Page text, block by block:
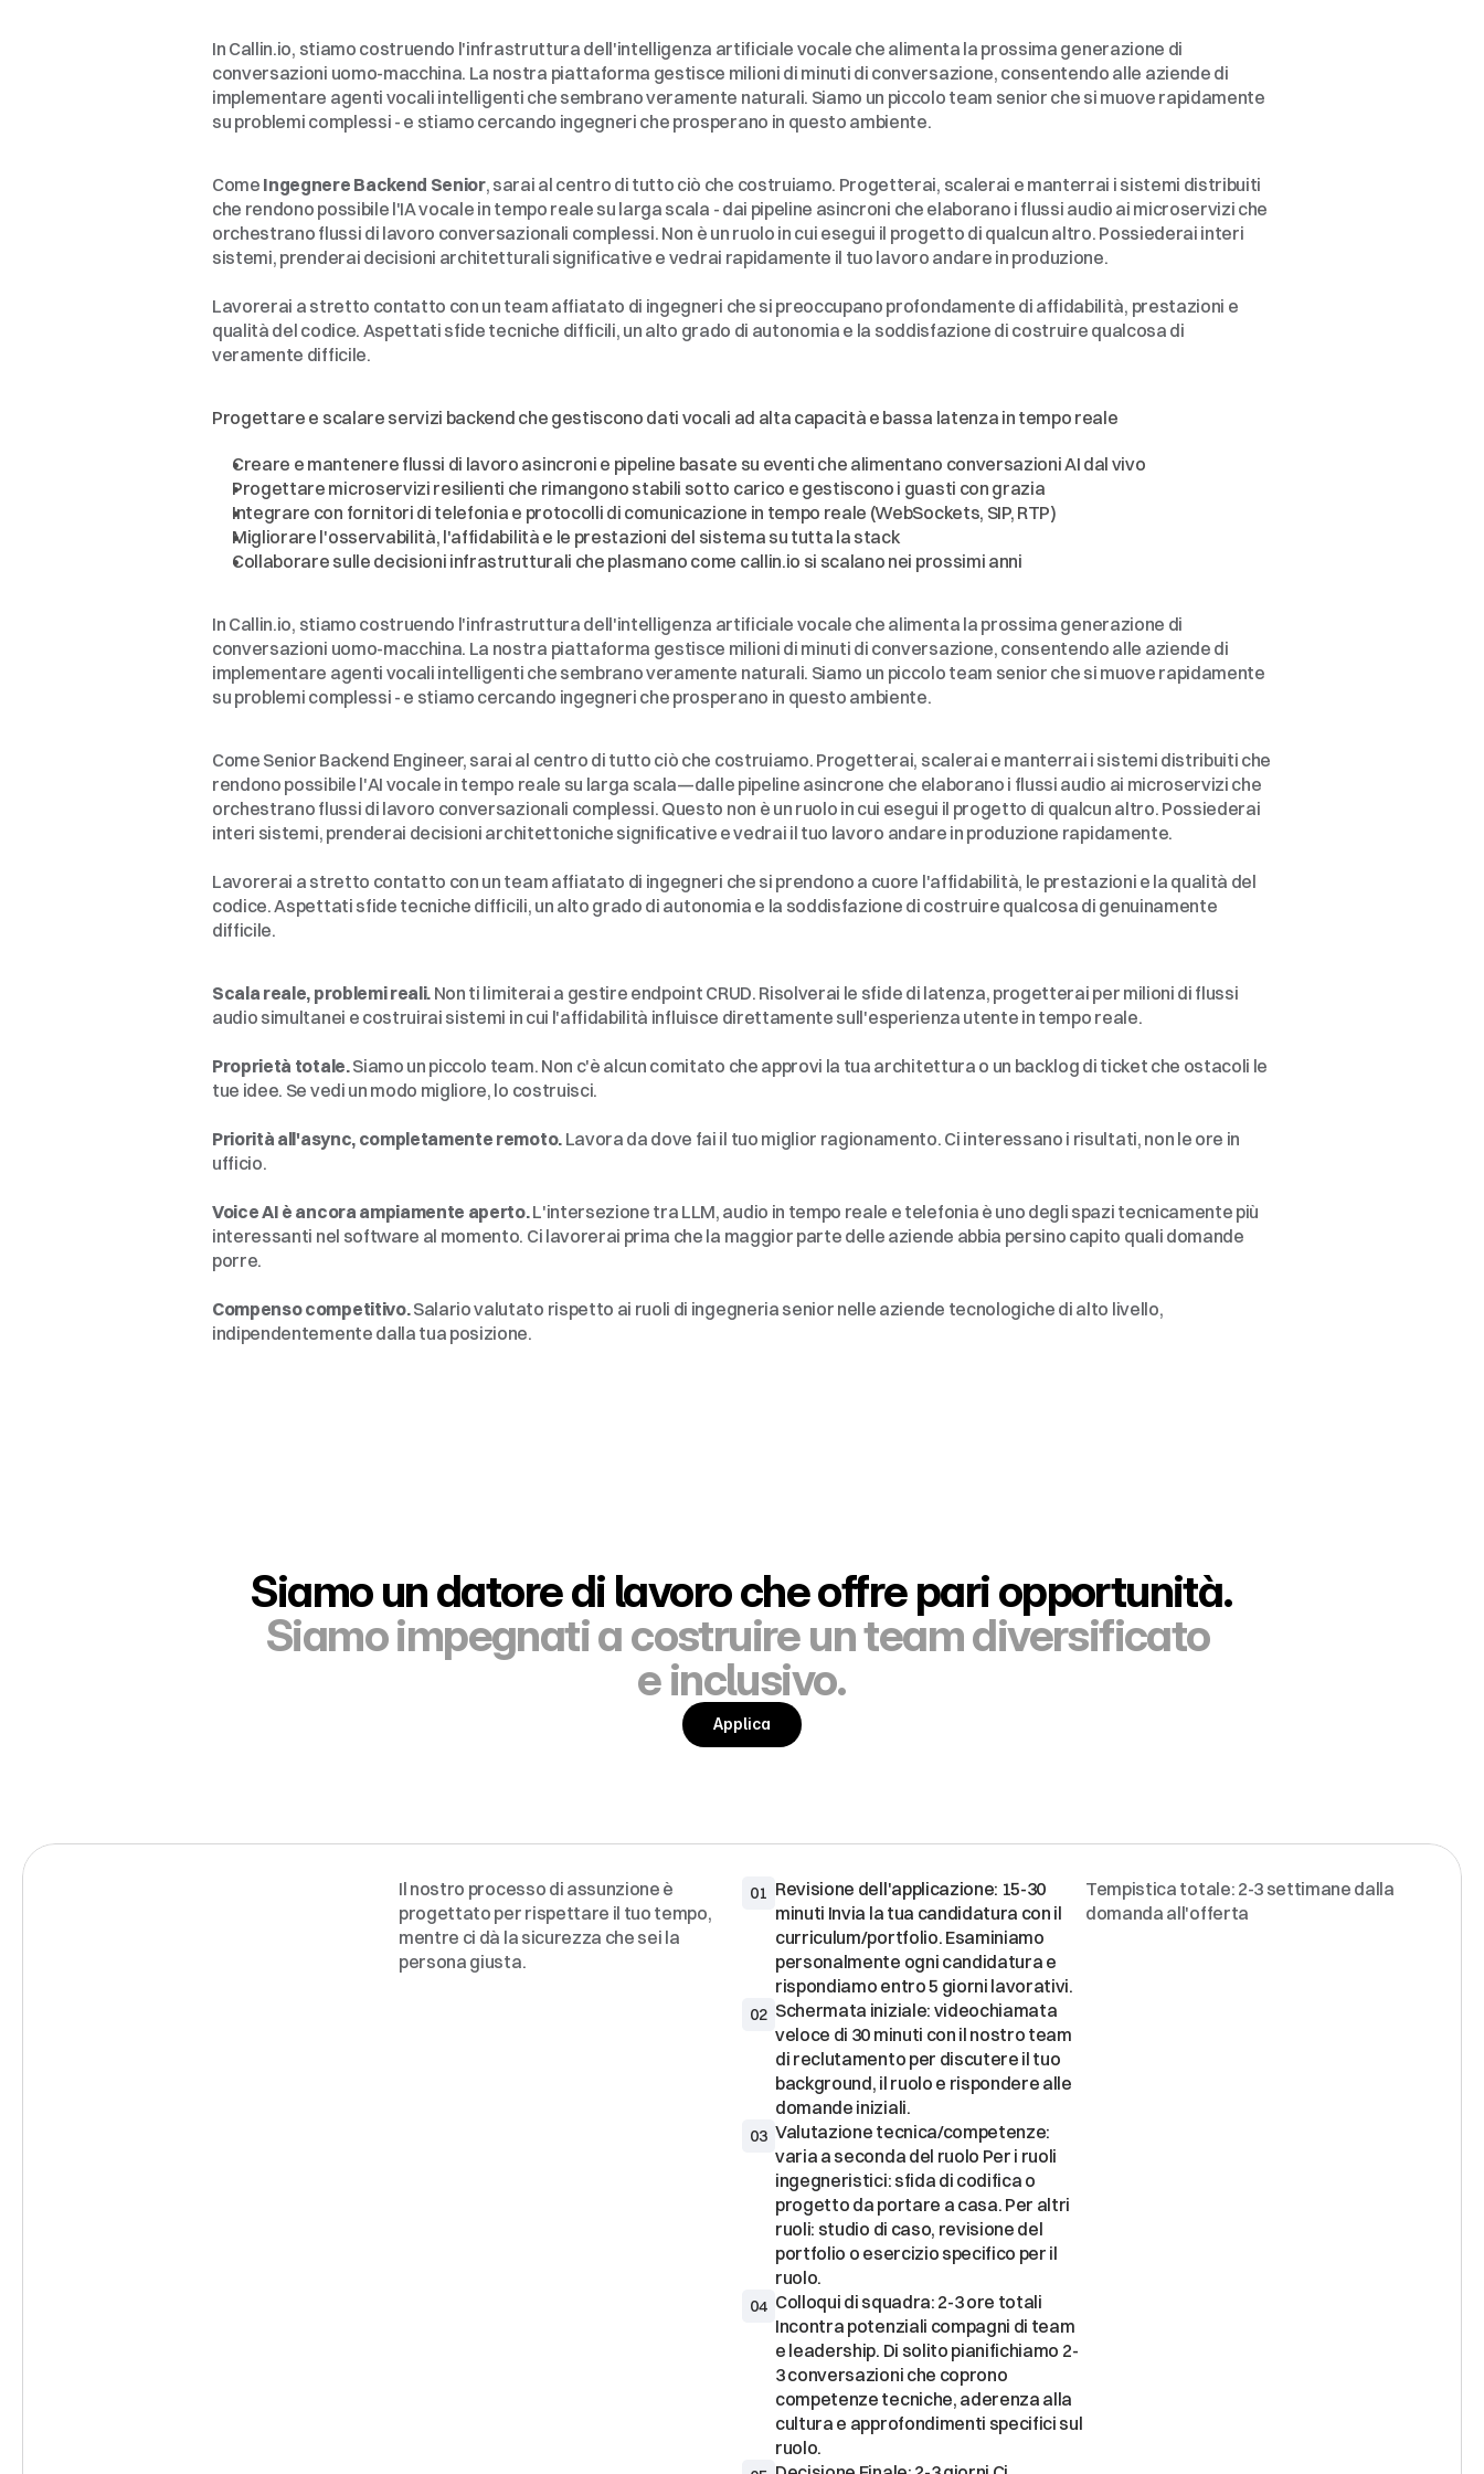
In Callin.io, stiamo costruendo l'infrastruttura dell'intelligenza artificiale vocale che alimenta la prossima generazione di
conversazioni uomo-macchina. La nostra piattaforma gestisce milioni di minuti di conversazione, consentendo alle aziende di
implementare agenti vocali intelligenti che sembrano veramente naturali. Siamo un piccolo team senior che si muove rapidamente
su problemi complessi - e stiamo cercando ingegneri che prosperano in questo ambiente.
Come Ingegnere Backend Senior, sarai al centro di tutto ciò che costruiamo. Progetterai, scalerai e manterrai i sistemi distribuiti
che rendono possibile l'IA vocale in tempo reale su larga scala - dai pipeline asincroni che elaborano i flussi audio ai microservizi che
orchestrano flussi di lavoro conversazionali complessi. Non è un ruolo in cui esegui il progetto di qualcun altro. Possiederai interi
sistemi, prenderai decisioni architetturali significative e vedrai rapidamente il tuo lavoro andare in produzione.
Lavorerai a stretto contatto con un team affiatato di ingegneri che si preoccupano profondamente di affidabilità, prestazioni e
qualità del codice. Aspettati sfide tecniche difficili, un alto grado di autonomia e la soddisfazione di costruire qualcosa di
veramente difficile.
Progettare e scalare servizi backend che gestiscono dati vocali ad alta capacità e bassa latenza in tempo reale
Creare e mantenere flussi di lavoro asincroni e pipeline basate su eventi che alimentano conversazioni AI dal vivo
Progettare microservizi resilienti che rimangono stabili sotto carico e gestiscono i guasti con grazia
Integrare con fornitori di telefonia e protocolli di comunicazione in tempo reale (WebSockets, SIP, RTP)
Migliorare l'osservabilità, l'affidabilità e le prestazioni del sistema su tutta la stack
Collaborare sulle decisioni infrastrutturali che plasmano come callin.io si scalano nei prossimi anni
In Callin.io, stiamo costruendo l'infrastruttura dell'intelligenza artificiale vocale che alimenta la prossima generazione di
conversazioni uomo-macchina. La nostra piattaforma gestisce milioni di minuti di conversazione, consentendo alle aziende di
implementare agenti vocali intelligenti che sembrano veramente naturali. Siamo un piccolo team senior che si muove rapidamente
su problemi complessi - e stiamo cercando ingegneri che prosperano in questo ambiente.
Come Senior Backend Engineer, sarai al centro di tutto ciò che costruiamo. Progetterai, scalerai e manterrai i sistemi distribuiti che
rendono possibile l'AI vocale in tempo reale su larga scala—dalle pipeline asincrone che elaborano i flussi audio ai microservizi che
orchestrano flussi di lavoro conversazionali complessi. Questo non è un ruolo in cui esegui il progetto di qualcun altro. Possiederai
interi sistemi, prenderai decisioni architettoniche significative e vedrai il tuo lavoro andare in produzione rapidamente.
Lavorerai a stretto contatto con un team affiatato di ingegneri che si prendono a cuore l'affidabilità, le prestazioni e la qualità del
codice. Aspettati sfide tecniche difficili, un alto grado di autonomia e la soddisfazione di costruire qualcosa di genuinamente
difficile.
Scala reale, problemi reali. Non ti limiterai a gestire endpoint CRUD. Risolverai le sfide di latenza, progetterai per milioni di flussi
audio simultanei e costruirai sistemi in cui l'affidabilità influisce direttamente sull'esperienza utente in tempo reale.
Proprietà totale. Siamo un piccolo team. Non c'è alcun comitato che approvi la tua architettura o un backlog di ticket che ostacoli le
tue idee. Se vedi un modo migliore, lo costruisci.
Priorità all'async, completamente remoto. Lavora da dove fai il tuo miglior ragionamento. Ci interessano i risultati, non le ore in
ufficio.
Voice AI è ancora ampiamente aperto. L'intersezione tra LLM, audio in tempo reale e telefonia è uno degli spazi tecnicamente più
interessanti nel software al momento. Ci lavorerai prima che la maggior parte delle aziende abbia persino capito quali domande
porre.
Compenso competitivo. Salario valutato rispetto ai ruoli di ingegneria senior nelle aziende tecnologiche di alto livello,
indipendentemente dalla tua posizione.
Siamo un datore di lavoro che offre pari opportunità.
Siamo impegnati a costruire un team diversificato
e inclusivo.
Applica
Il nostro processo di assunzione è
progettato per rispettare il tuo tempo,
mentre ci dà la sicurezza che sei la
persona giusta.
01 Revisione dell'applicazione: 15-30
minuti Invia la tua candidatura con il
curriculum/portfolio. Esaminiamo
personalmente ogni candidatura e
02 Schermata iniziale: videochiamata
veloce di 30 minuti con il nostro team
di reclutamento per discutere il tuo
background, il ruolo e rispondere alle
03 Valutazione tecnica/competenze:
varia a seconda del ruolo Per i ruoli
ingegneristici: sfida di codifica o
progetto da portare a casa. Per altri
ruoli: studio di caso, revisione del
portfolio o esercizio specifico per il
04 Colloqui di squadra: 2-3 ore totali
Incontra potenziali compagni di team
e leadership. Di solito pianifichiamo 2-
3 conversazioni che coprono
competenze tecniche, aderenza alla
cultura e approfondimenti specifici sul
Tempistica totale: 2-3 settimane dalla
domanda all'offerta